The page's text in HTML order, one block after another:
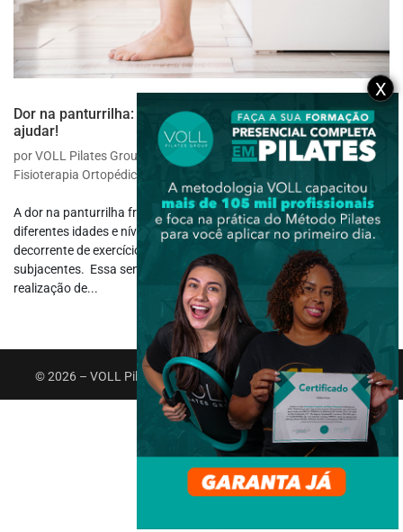
Dor na panturrilha: como aliviar? 4 dicas que podem
ajudar!
porVOLL Pilates Group dez 22, 2023 |Fisioterapia Específica,
Fisioterapia Ortopédica
A dor na panturrilha frequentemente incomoda pessoas de
diferentes idades e níveis de atividade física, causando desconforto
decorrente de exercícios intensos, lesões ou condições médicas
subjacentes. Essa sensação, que impacta a qualidade de vida e a
realização de...
© 2026 – VOLL Pilates Group. Todos os direitos reservados.
X